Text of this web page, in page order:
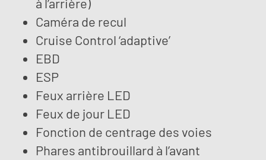
Caméra de recul
Cruise Control ‘adaptive’
EBD
ESP
Feux arrière LED
Feux de jour LED
Fonction de centrage des voies
Phares antibrouillard à l’avant